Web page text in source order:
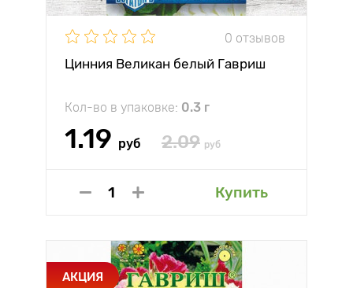
0 отзывов
Цинния Великан белый Гавриш
Кол-во в упаковке: 0.3 г
1.19 руб 2.09 руб
Купить
АКЦИЯ